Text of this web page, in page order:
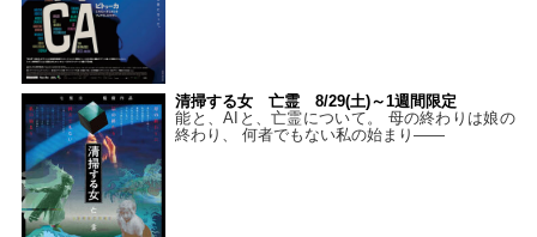
清掃する女 亡霊 8/29(土)～1週間限定
能と、AIと、亡霊について。 母の終わりは娘の
終わり、 何者でもない私の始まり――